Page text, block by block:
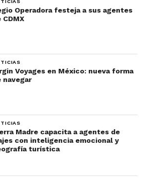
que despierta la
los vestigios de su antigua
en 1533, fungió por muchos
los principales puertos de
salían valiosos cargamentos
la codicia de los piratas.
Operadora festeja a sus agentes
CDMX
Voyages en México: nueva forma
navegar
Madre capacita a agentes de
con inteligencia emocional y
turística